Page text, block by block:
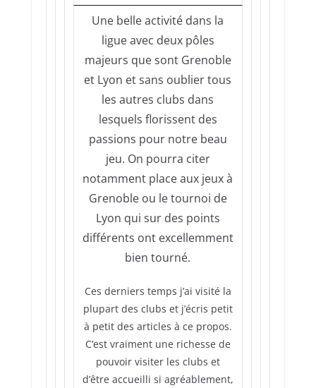
Une belle activité dans la
ligue avec deux pôles
majeurs que sont Grenoble
et Lyon et sans oublier tous
les autres clubs dans
lesquels florissent des
passions pour notre beau
jeu. On pourra citer
notamment place aux jeux à
Grenoble ou le tournoi de
Lyon qui sur des points
différents ont excellemment
bien tourné.
Ces derniers temps j’ai visité la
plupart des clubs et j’écris petit
à petit des articles à ce propos.
C’est vraiment une richesse de
pouvoir visiter les clubs et
d’être accueilli si agréablement,